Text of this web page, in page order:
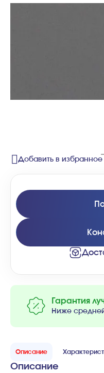
Добавить в избранное
Гарантия
Ниже
Описание
Описание